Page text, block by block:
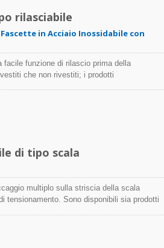
rilasciabile
in Acciaio Inossidabile con
funzione di rilascio prima della
che non rivestiti; i prodotti
di tipo scala
multiplo sulla striscia della scala
tensionamento. Sono disponibili sia prodotti
Fascette TEFZEL®